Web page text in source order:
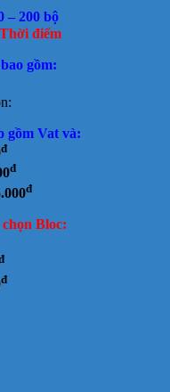
tại
tphcm
– 200 bộ
điểm
gồm:
gồm Vat và:
đ
đ
đ
Bloc:
đ